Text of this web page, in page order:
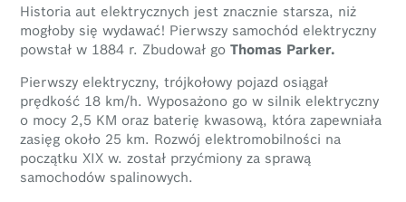
Historia aut elektrycznych jest znacznie starsza, niż
mogłoby się wydawać! Pierwszy samochód elektryczny
powstał w 1884 r. Zbudował go Thomas Parker.
Pierwszy elektryczny, trójkołowy pojazd osiągał
prędkość 18 km/h. Wyposażono go w silnik elektryczny
o mocy 2,5 KM oraz baterię kwasową, która zapewniała
zasięg około 25 km. Rozwój elektromobilności na
początku XIX w. został przyćmiony za sprawą
samochodów spalinowych.